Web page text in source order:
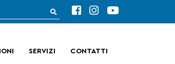
SERVIZI CONTATTI